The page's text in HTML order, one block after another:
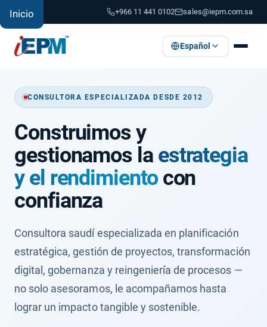
Inicio +966 11 441 0102 sales@iepm.com.sa
Español
CONSULTORA ESPECIALIZADA DESDE 2012
Construimos y
gestionamos la estrategia
y el rendimientocon
confianza
Consultora saudí especializada en planificación
estratégica, gestión de proyectos, transformación
digital, gobernanza y reingeniería de procesos —
no solo asesoramos, le acompañamos hasta
lograr un impacto tangible y sostenible.